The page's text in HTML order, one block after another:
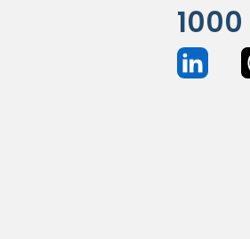
1000